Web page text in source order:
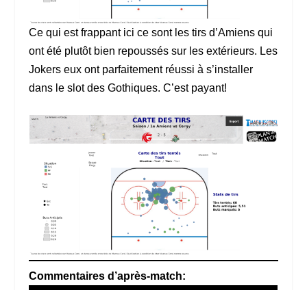
Ce qui est frappant ici ce sont les tirs d’Amiens qui
ont été plutôt bien repoussés sur les extérieurs. Les
Jokers eux ont parfaitement réussi à s’installer
dans le slot des Gothiques. C’est payant!
Commentaires d’après-match: